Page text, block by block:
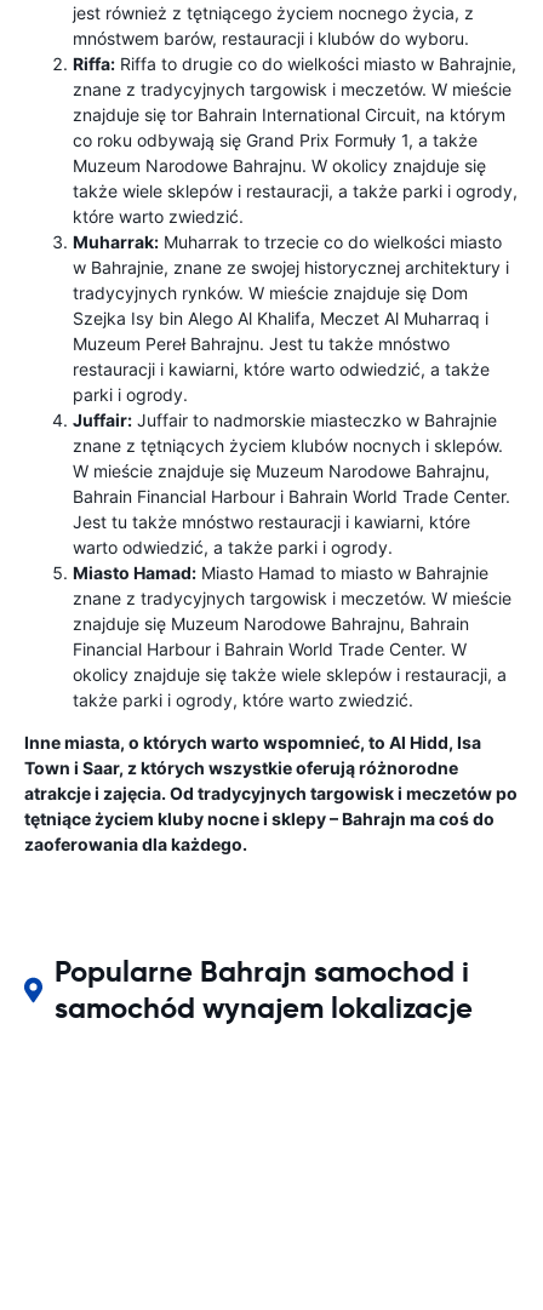
jest również z tętniącego życiem nocnego życia, z
mnóstwem barów, restauracji i klubów do wyboru.
Riffa: Riffa to drugie co do wielkości miasto w Bahrajnie,
znane z tradycyjnych targowisk i meczetów. W mieście
znajduje się tor Bahrain International Circuit, na którym
co roku odbywają się Grand Prix Formuły 1, a także
Muzeum Narodowe Bahrajnu. W okolicy znajduje się
także wiele sklepów i restauracji, a także parki i ogrody,
które warto zwiedzić.
Muharrak: Muharrak to trzecie co do wielkości miasto
w Bahrajnie, znane ze swojej historycznej architektury i
tradycyjnych rynków. W mieście znajduje się Dom
Szejka Isy bin Alego Al Khalifa, Meczet Al Muharraq i
Muzeum Pereł Bahrajnu. Jest tu także mnóstwo
restauracji i kawiarni, które warto odwiedzić, a także
parki i ogrody.
Juffair: Juffair to nadmorskie miasteczko w Bahrajnie
znane z tętniących życiem klubów nocnych i sklepów.
W mieście znajduje się Muzeum Narodowe Bahrajnu,
Bahrain Financial Harbour i Bahrain World Trade Center.
Jest tu także mnóstwo restauracji i kawiarni, które
warto odwiedzić, a także parki i ogrody.
Miasto Hamad: Miasto Hamad to miasto w Bahrajnie
znane z tradycyjnych targowisk i meczetów. W mieście
znajduje się Muzeum Narodowe Bahrajnu, Bahrain
Financial Harbour i Bahrain World Trade Center. W
okolicy znajduje się także wiele sklepów i restauracji, a
także parki i ogrody, które warto zwiedzić.
Inne miasta, o których warto wspomnieć, to Al Hidd, Isa
Town i Saar, z których wszystkie oferują różnorodne
atrakcje i zajęcia. Od tradycyjnych targowisk i meczetów po
tętniące życiem kluby nocne i sklepy – Bahrajn ma coś do
zaoferowania dla każdego.
Popularne Bahrajn samochod i
samochód wynajem lokalizacje